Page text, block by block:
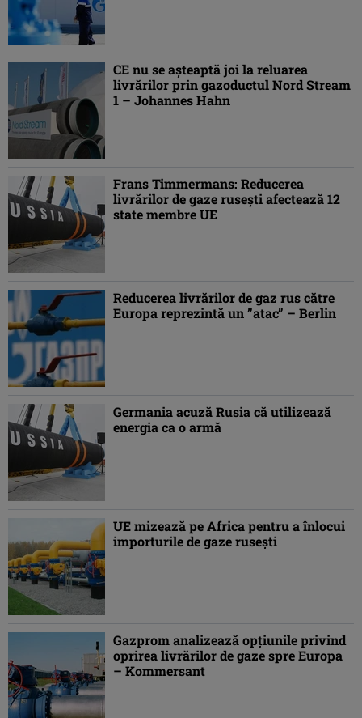
CE nu se aşteaptă joi la reluarea
livrărilor prin gazoductul Nord Stream
1 – Johannes Hahn
Frans Timmermans: Reducerea
livrărilor de gaze ruseşti afectează 12
state membre UE
Reducerea livrărilor de gaz rus către
Europa reprezintă un ”atac” – Berlin
Germania acuză Rusia că utilizează
energia ca o armă
UE mizează pe Africa pentru a înlocui
importurile de gaze ruseşti
Gazprom analizează opţiunile privind
oprirea livrărilor de gaze spre Europa
– Kommersant